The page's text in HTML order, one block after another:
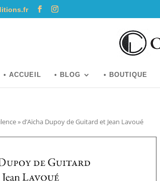
• ACCUEIL • BLOG • BOUTIQUE
» d’Aïcha Dupoy de Guitard et Jean Lavoué